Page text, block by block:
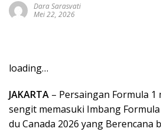
Dara Sarasvati
Mei 22, 2026
loading…
JAKARTA – Persaingan Formula 1
sengit memasuki Imbang
du Canada 2026 yang Berencana